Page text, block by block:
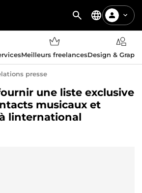
Meilleurs freelancesDesign &
presse
une liste exclusive
musicaux et
linternational